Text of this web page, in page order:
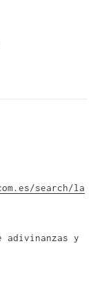
search/la
adivinanzas y